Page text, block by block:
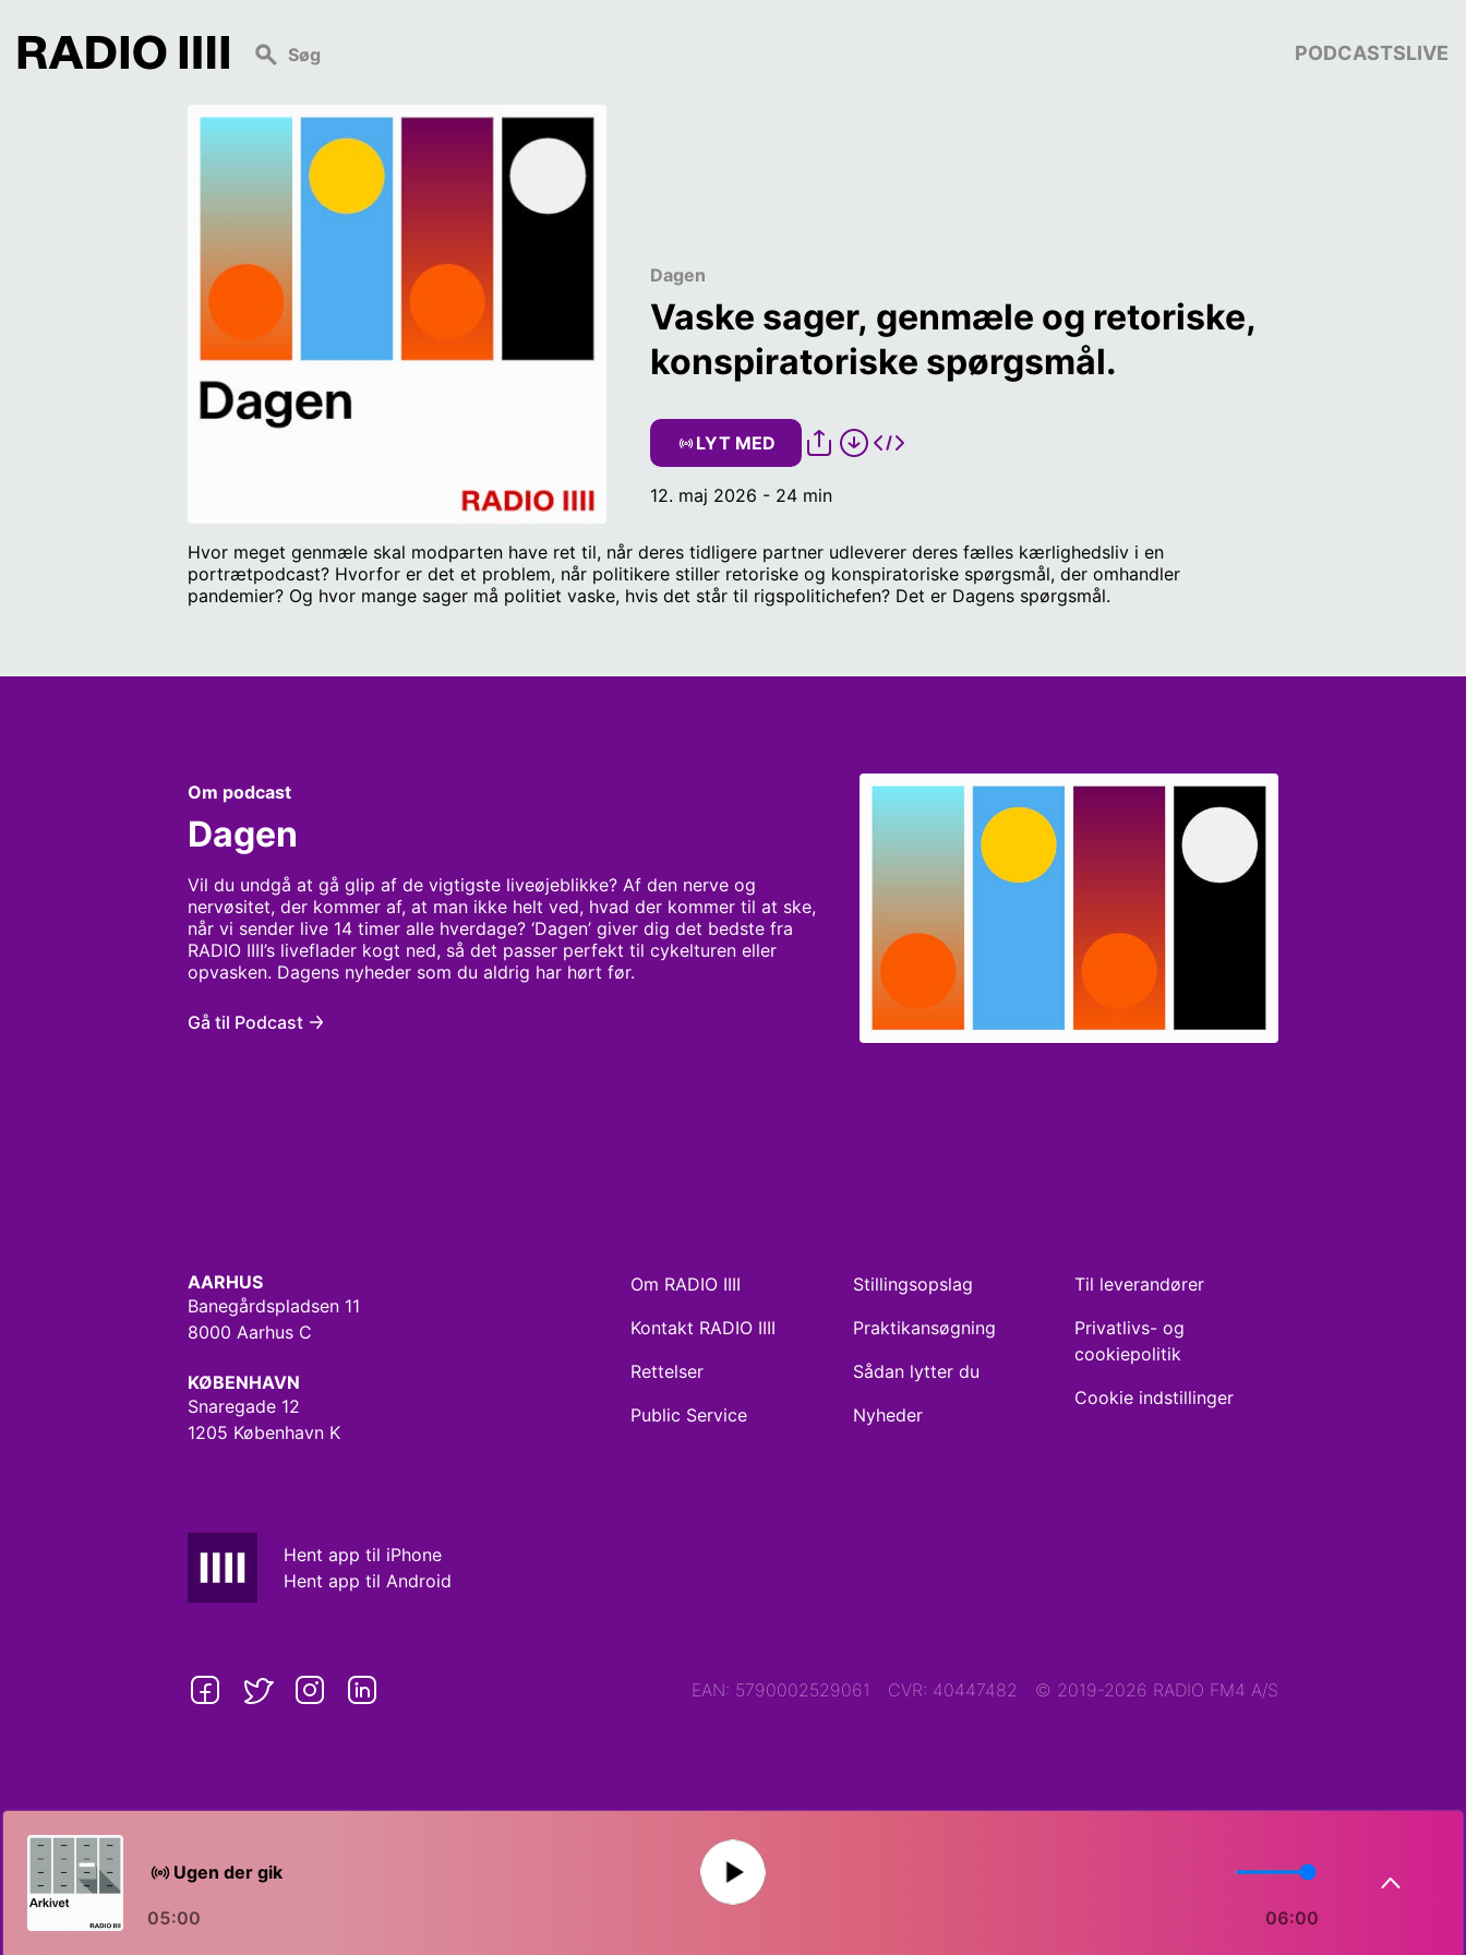
PODCASTSLIVE
Dagen
Vaske sager, genmæle og retoriske,
konspiratoriske spørgsmål.
LYT MED
12. maj 2026 - 24 min
Hvor meget genmæle skal modparten have ret til, når deres tidligere partner udleverer deres fælles kærlighedsliv i en
portrætpodcast? Hvorfor er det et problem, når politikere stiller retoriske og konspiratoriske spørgsmål, der omhandler
pandemier? Og hvor mange sager må politiet vaske, hvis det står til rigspolitichefen? Det er Dagens spørgsmål.
Om podcast
Dagen
Vil du undgå at gå glip af de vigtigste liveøjeblikke? Af den nerve og
nervøsitet, der kommer af, at man ikke helt ved, hvad der kommer til at ske,
når vi sender live 14 timer alle hverdage? ‘Dagen’ giver dig det bedste fra
RADIO IIII’s liveflader kogt ned, så det passer perfekt til cykelturen eller
opvasken. Dagens nyheder som du aldrig har hørt før.
Gå til Podcast
AARHUS
Banegårdspladsen 11
8000 Aarhus C
KØBENHAVN
Snaregade 12
1205 København K
Hent app til iPhone
Hent app til Android
Om RADIO IIII
Kontakt RADIO IIII
Rettelser
Public Service
Stillingsopslag
Praktikansøgning
Sådan lytter du
Nyheder
Til leverandører
Privatlivs- og
cookiepolitik
Cookie indstillinger
EAN: 5790002529061 CVR: 40447482 © 2019-2026 RADIO FM4 A/S
Ugen der gik
05:00 06:00